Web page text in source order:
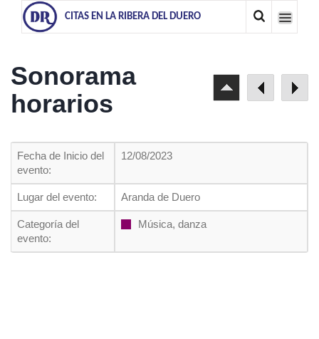
CITAS EN LA RIBERA DEL DUERO
Sonorama
horarios
Fecha de Inicio del
evento:
12/08/2023
Lugar del evento: Aranda de Duero
Categoría del
evento:
Música, danza